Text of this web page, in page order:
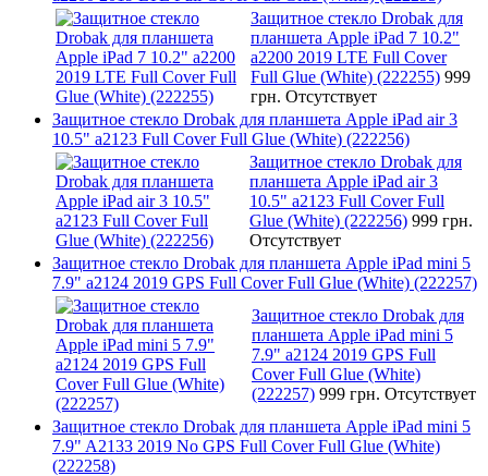
Защитное стекло Drobak для
планшета Apple iPad 7 10.2"
a2200 2019 LTE Full Cover
Full Glue (White) (222255) 999
грн. Отсутствует
Защитное стекло Drobak для планшета Apple iPad air 3
10.5" a2123 Full Cover Full Glue (White) (222256)
Защитное стекло Drobak для
планшета Apple iPad air 3
10.5" a2123 Full Cover Full
Glue (White) (222256) 999 грн.
Отсутствует
Защитное стекло Drobak для планшета Apple iPad mini 5
7.9" a2124 2019 GPS Full Cover Full Glue (White) (222257)
Защитное стекло Drobak для
планшета Apple iPad mini 5
7.9" a2124 2019 GPS Full
Cover Full Glue (White)
(222257) 999 грн. Отсутствует
Защитное стекло Drobak для планшета Apple iPad mini 5
7.9" A2133 2019 No GPS Full Cover Full Glue (White)
(222258)